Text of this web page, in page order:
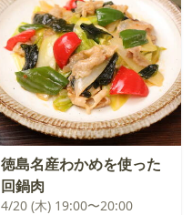
徳島名産わかめを使った
回鍋肉
4/20 (木) 19:00〜20:00